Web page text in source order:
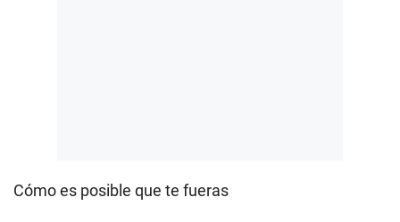
Cómo es posible que te fueras